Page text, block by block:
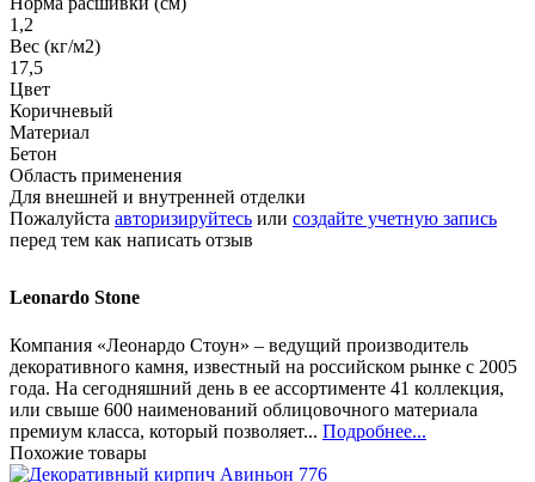
1,2
Вес (кг/м2)
17,5
Цвет
Коричневый
Материал
Бетон
Область применения
Для внешней и внутренней отделки
Пожалуйста авторизируйтесь или создайте учетную запись
перед тем как написать отзыв
Leonardo Stone
Компания «Леонардо Стоун» – ведущий производитель
декоративного камня, известный на российском рынке с 2005
года. На сегодняшний день в ее ассортименте 41 коллекция,
или свыше 600 наименований облицовочного материала
премиум класса, который позволяет... Подробнее...
Похожие товары